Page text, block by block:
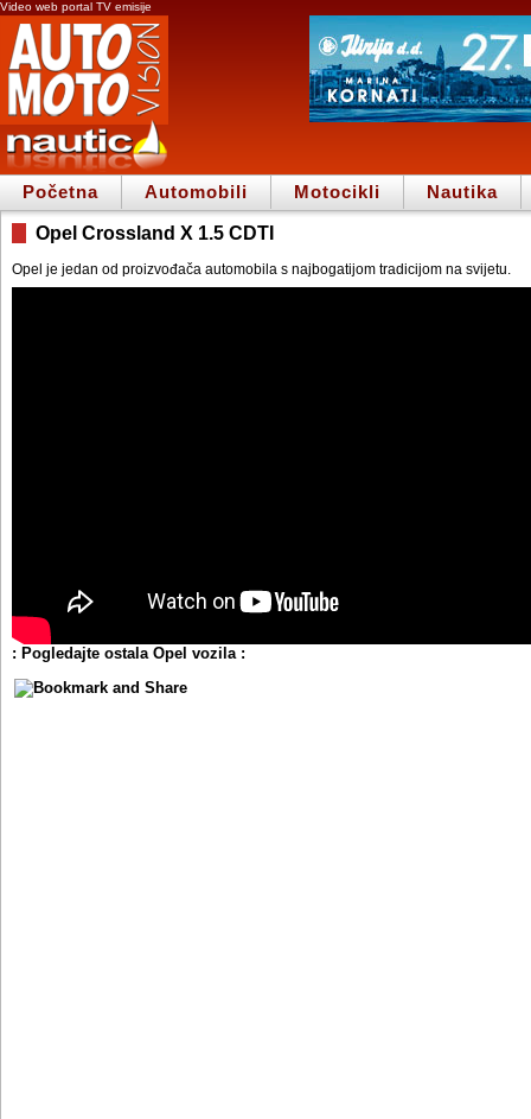
Video web portal TV emisije
Početna Automobili Motocikli Nautika
Opel Crossland X 1.5 CDTI
Opel je jedan od proizvođača automobila s najbogatijom tradicijom na svijetu.
: Pogledajte ostala Opel vozila :